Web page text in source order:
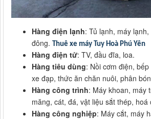
Hàng điện lạnh: Tủ lạnh, máy
đông. Thuê xe máy Tuy Hoà Phú Yên
Hàng điện tử: TV, đầu đĩa, loa.
Hàng tiêu dùng: Nồi cơm điện,
xe đạp, thức ăn chăn nuôi, phân
Hàng công trình: Máy khoan, máy
măng, cát, đá, vật liệu sắt thép, hoá
Hàng công nghiệp: Máy cắt, máy